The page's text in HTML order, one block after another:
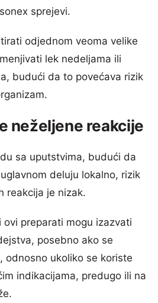
sprejevi.
odjednom veoma velike
lek nedeljama ili
budući da to povećava rizik
neželjene reakcije
sa uputstvima, budući da
deluju lokalno, rizik
reakcija je nizak.
ovi preparati mogu izazvati
posebno ako se
odnosno ukoliko se koriste
indikacijama, predugo ili na